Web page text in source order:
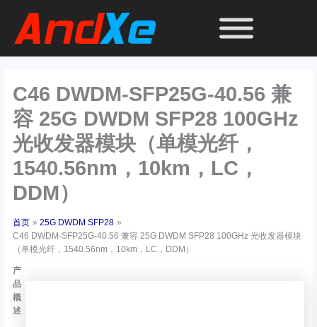
C46 DWDM-SFP25G-40.56 兼
容 25G DWDM SFP28 100GHz
光收发器模块（单模光纤，
1540.56nm，10km，LC，
DDM）
首页
25G DWDM SFP28
C46 DWDM-SFP25G-40.56 兼容 25G DWDM SFP28 100GHz 光收发器模块
（单模光纤，1540.56nm，10km，LC，DDM）
产
品
概
述